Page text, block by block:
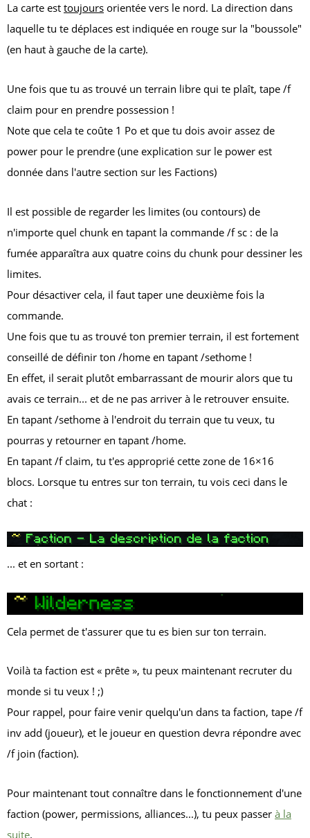
La carte est toujours orientée vers le nord. La direction dans
laquelle tu te déplaces est indiquée en rouge sur la "boussole"
(en haut à gauche de la carte).
Une fois que tu as trouvé un terrain libre qui te plaît, tape /f
claim pour en prendre possession !
Note que cela te coûte 1 Po et que tu dois avoir assez de
power pour le prendre (une explication sur le power est
donnée dans l'autre section sur les Factions)
Il est possible de regarder les limites (ou contours) de
n'importe quel chunk en tapant la commande /f sc : de la
fumée apparaîtra aux quatre coins du chunk pour dessiner les
limites.
Pour désactiver cela, il faut taper une deuxième fois la
commande.
Une fois que tu as trouvé ton premier terrain, il est fortement
conseillé de définir ton /home en tapant /sethome !
En effet, il serait plutôt embarrassant de mourir alors que tu
avais ce terrain... et de ne pas arriver à le retrouver ensuite.
En tapant /sethome à l'endroit du terrain que tu veux, tu
pourras y retourner en tapant /home.
En tapant /f claim, tu t'es approprié cette zone de 16×16
blocs. Lorsque tu entres sur ton terrain, tu vois ceci dans le
chat :
... et en sortant :
Cela permet de t'assurer que tu es bien sur ton terrain.
Voilà ta faction est « prête », tu peux maintenant recruter du
monde si tu veux ! ;)
Pour rappel, pour faire venir quelqu'un dans ta faction, tape /f
inv add (joueur), et le joueur en question devra répondre avec
/f join (faction).
Pour maintenant tout connaître dans le fonctionnement d'une
faction (power, permissions, alliances...), tu peux passer à la
suite.